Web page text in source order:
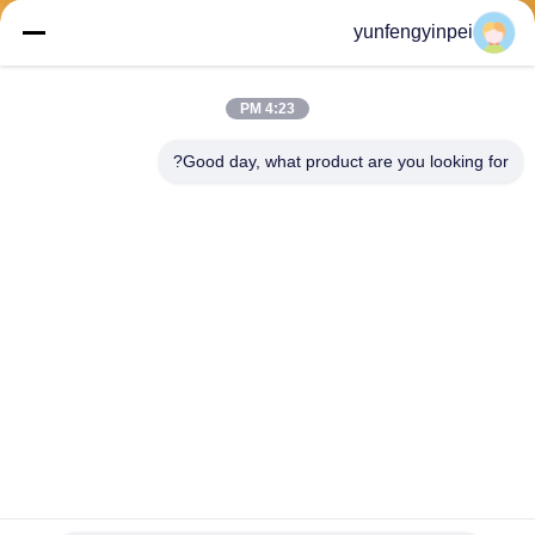
yunfengyinpei
4:23 PM
Good day, what product are you looking for?